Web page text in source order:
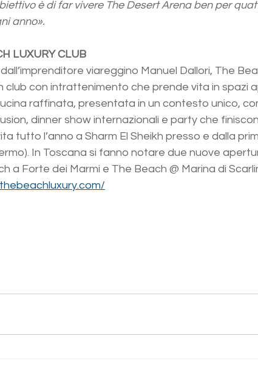
è di far vivere The Desert Arena ben per
anno».
LUXURY CLUB
viareggino Manuel Dallori, The
club con intrattenimento che prende vita in spazi
raffinata, presentata in un contesto unico,
dinner show internazionali e party che
tutto l’anno a Sharm El Sheikh presso e dalla
In Toscana si fanno notare due nuove
a Forte dei Marmi e The Beach @ Marina di